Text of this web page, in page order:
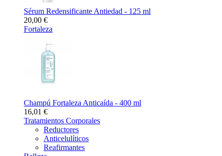
Sérum Redensificante Antiedad - 125 ml
20,00 €
Fortaleza
Champú Fortaleza Anticaída - 400 ml
16,01 €
Tratamientos Corporales
Reductores
Anticelulíticos
Reafirmantes